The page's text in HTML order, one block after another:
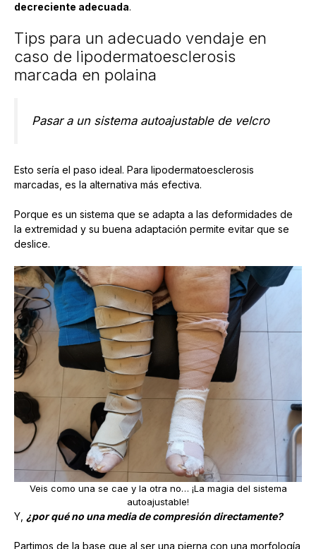
decreciente adecuada.
Tips para un adecuado vendaje en
caso de lipodermatoesclerosis
marcada en polaina
Pasar a un sistema autoajustable de velcro
Esto sería el paso ideal. Para lipodermatoesclerosis
marcadas, es la alternativa más efectiva.
Porque es un sistema que se adapta a las deformidades de
la extremidad y su buena adaptación permite evitar que se
deslice.
Veis como una se cae y la otra no… ¡La magia del sistema
autoajustable!
Y, ¿por qué no una media de compresión directamente?
Partimos de la base que al ser una pierna con una morfología